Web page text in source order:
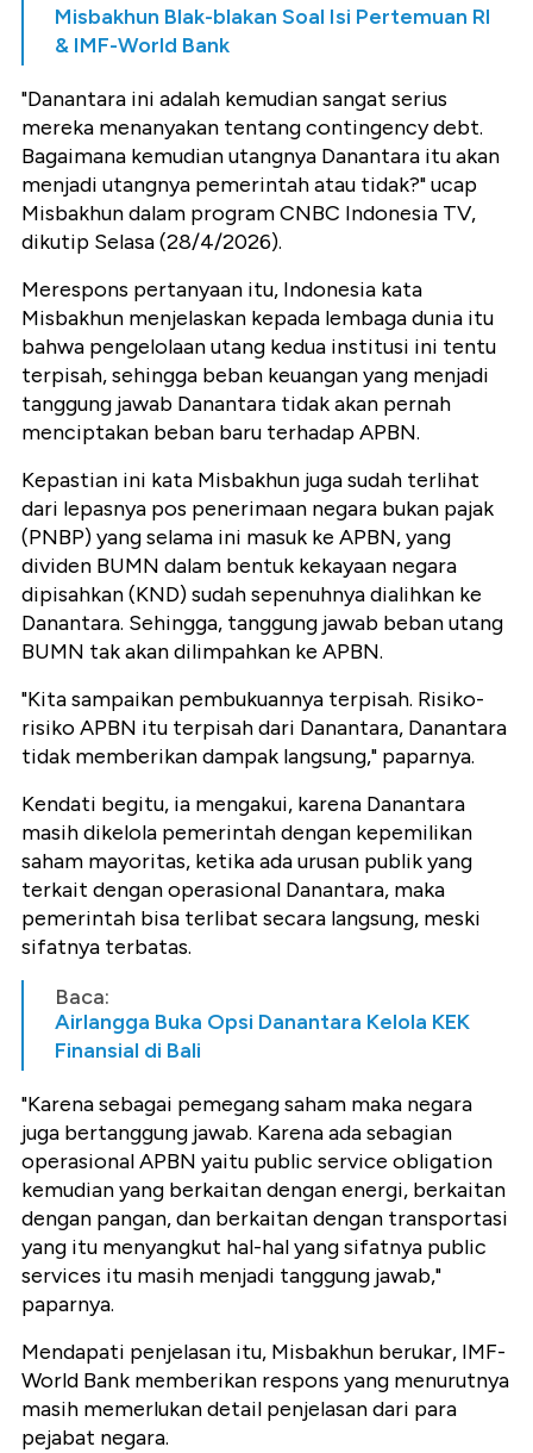
Misbakhun Blak-blakan Soal Isi Pertemuan RI
& IMF-World Bank
"Danantara ini adalah kemudian sangat serius
mereka menanyakan tentang contingency debt.
Bagaimana kemudian utangnya Danantara itu akan
menjadi utangnya pemerintah atau tidak?" ucap
Misbakhun dalam program CNBC Indonesia TV,
dikutip Selasa (28/4/2026).
Merespons pertanyaan itu, Indonesia kata
Misbakhun menjelaskan kepada lembaga dunia itu
bahwa pengelolaan utang kedua institusi ini tentu
terpisah, sehingga beban keuangan yang menjadi
tanggung jawab Danantara tidak akan pernah
menciptakan beban baru terhadap APBN.
Kepastian ini kata Misbakhun juga sudah terlihat
dari lepasnya pos penerimaan negara bukan pajak
(PNBP) yang selama ini masuk ke APBN, yang
dividen BUMN dalam bentuk kekayaan negara
dipisahkan (KND) sudah sepenuhnya dialihkan ke
Danantara. Sehingga, tanggung jawab beban utang
BUMN tak akan dilimpahkan ke APBN.
"Kita sampaikan pembukuannya terpisah. Risiko-
risiko APBN itu terpisah dari Danantara, Danantara
tidak memberikan dampak langsung," paparnya.
Kendati begitu, ia mengakui, karena Danantara
masih dikelola pemerintah dengan kepemilikan
saham mayoritas, ketika ada urusan publik yang
terkait dengan operasional Danantara, maka
pemerintah bisa terlibat secara langsung, meski
sifatnya terbatas.
Baca:
Airlangga Buka Opsi Danantara Kelola KEK
Finansial di Bali
"Karena sebagai pemegang saham maka negara
juga bertanggung jawab. Karena ada sebagian
operasional APBN yaitu public service obligation
kemudian yang berkaitan dengan energi, berkaitan
dengan pangan, dan berkaitan dengan transportasi
yang itu menyangkut hal-hal yang sifatnya public
services itu masih menjadi tanggung jawab,"
paparnya.
Mendapati penjelasan itu, Misbakhun berukar, IMF-
World Bank memberikan respons yang menurutnya
masih memerlukan detail penjelasan dari para
pejabat negara.